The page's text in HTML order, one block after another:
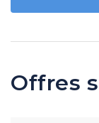
Offres